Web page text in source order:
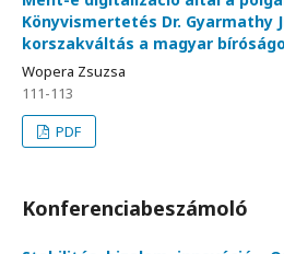
Könyvismertetés Dr. Gyarmathy
korszakváltás a magyar
Wopera Zsuzsa
111-113
PDF
Konferenciabeszámoló